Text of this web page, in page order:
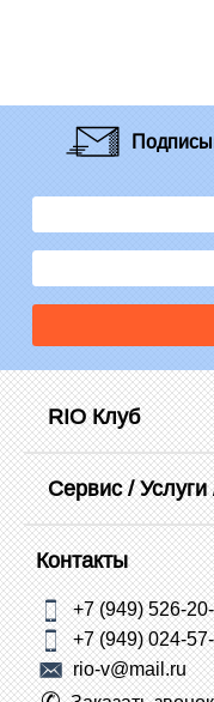
RIO Клуб
Сервис /
Контакты
+7 (949) 526-
+7 (949) 024-
rio-v@mail.ru